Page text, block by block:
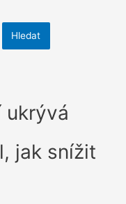
Hledat
ukrývá
jak snížit